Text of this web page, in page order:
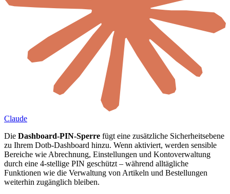
Claude
Die Dashboard-PIN-Sperre fügt eine zusätzliche Sicherheitsebene
zu Ihrem Dotb-Dashboard hinzu. Wenn aktiviert, werden sensible
Bereiche wie Abrechnung, Einstellungen und Kontoverwaltung
durch eine 4-stellige PIN geschützt – während alltägliche
Funktionen wie die Verwaltung von Artikeln und Bestellungen
weiterhin zugänglich bleiben.